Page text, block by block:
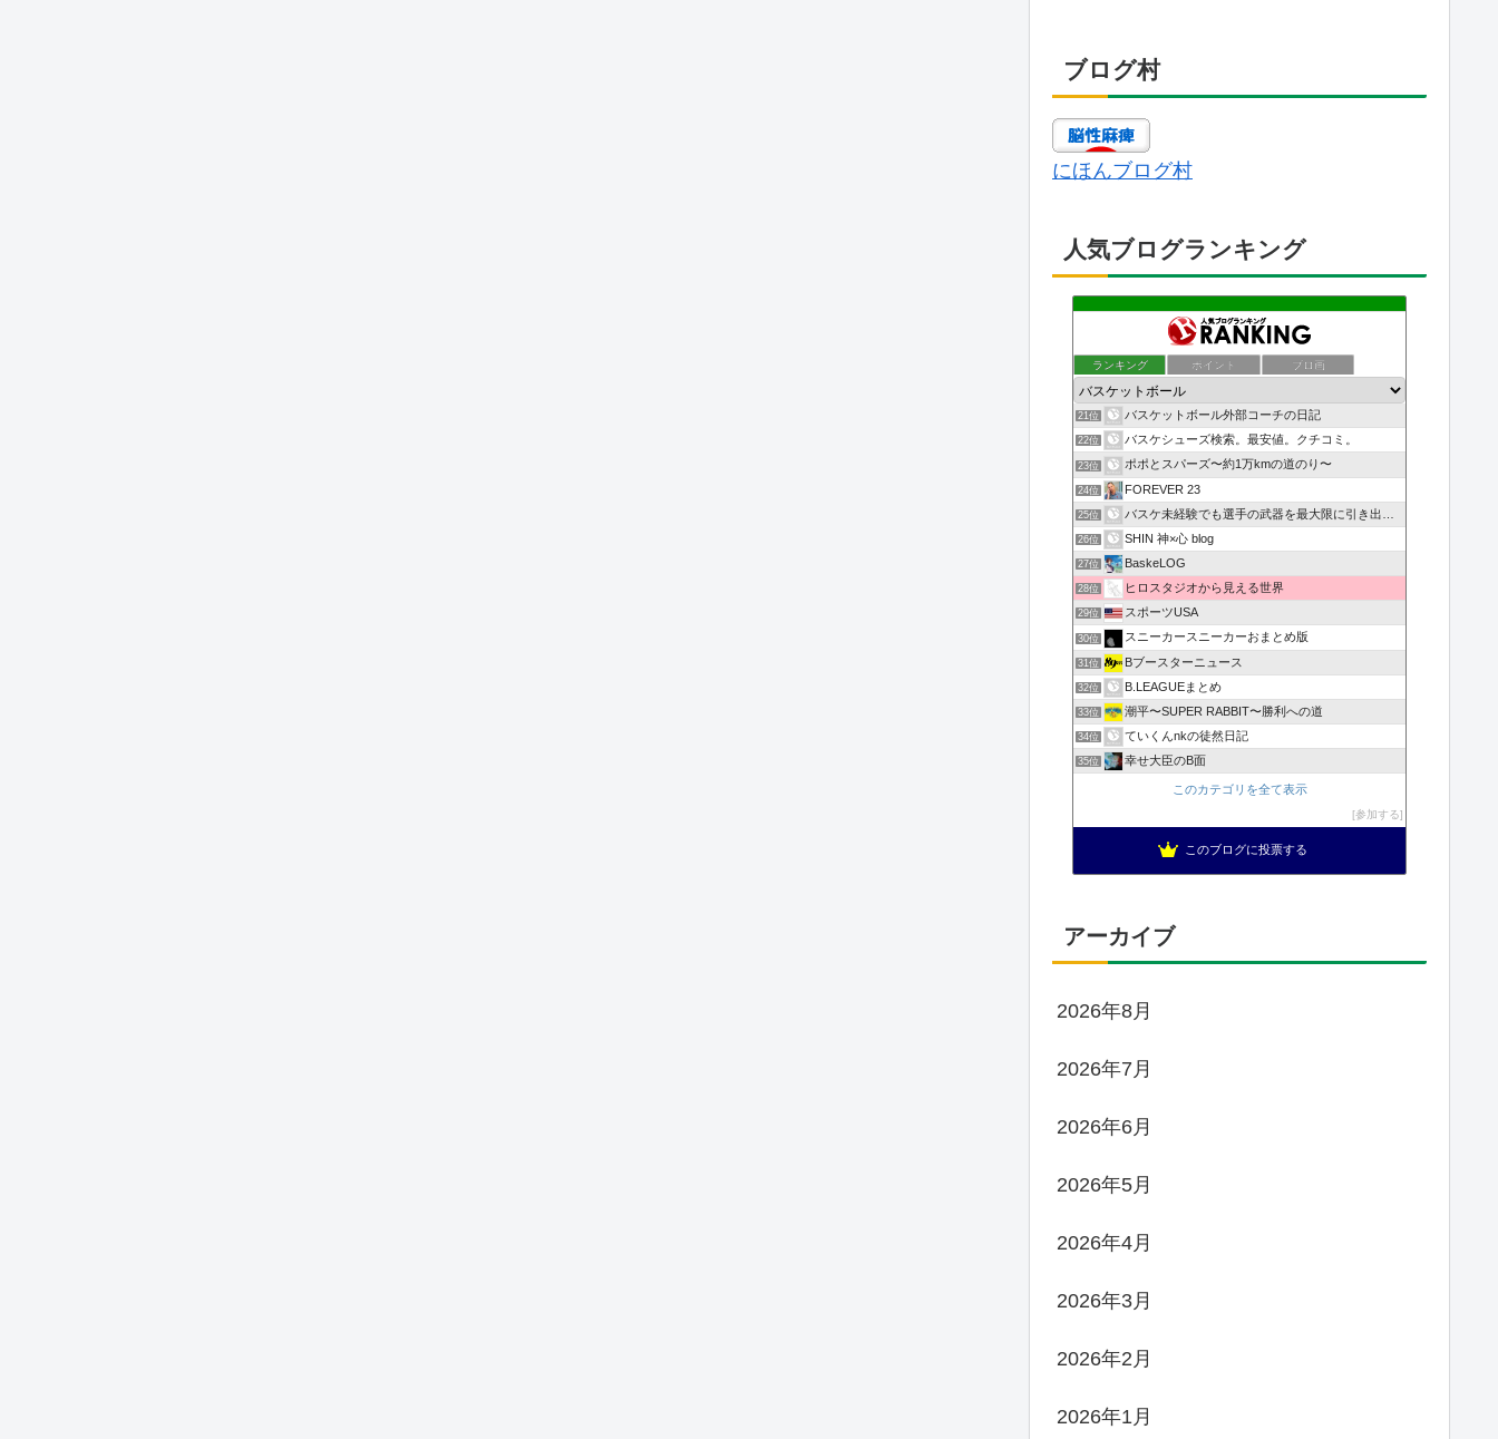
ブログ村
にほんブログ村
人気ブログランキング
ランキング ポイント ブロ画
21位 バスケットボール外部コーチの日記
22位 バスケシューズ検索。最安値。クチコミ。
23位 ポポとスパーズ〜約1万kmの道のり〜
24位 FOREVER 23
25位 バスケ未経験でも選手の武器を最大限に引き出すことで試合に勝…
26位 SHIN 神×心 blog
27位 BaskeLOG
28位 ヒロスタジオから見える世界
29位 スポーツUSA
30位 スニーカースニーカーおまとめ版
31位 Bブースターニュース
32位 B.LEAGUEまとめ
33位 潮平〜SUPER RABBIT〜勝利への道
34位 ていくんnkの徒然日記
35位 幸せ大臣のB面
このカテゴリを全て表示
参加する
このブログに投票する
アーカイブ
2026年8月
2026年7月
2026年6月
2026年5月
2026年4月
2026年3月
2026年2月
2026年1月